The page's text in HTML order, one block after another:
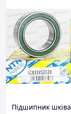
Підшипник шківа